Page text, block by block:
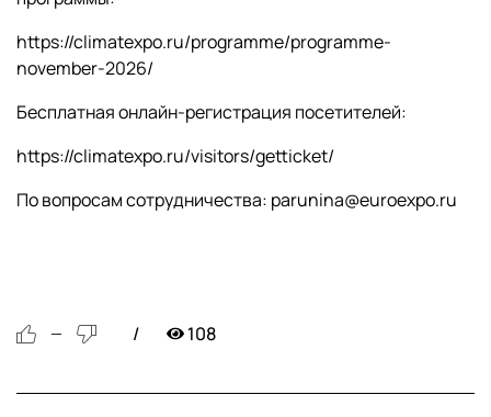
https://climatexpo.ru/programme/programme-
november-2026/
Бесплатная онлайн-регистрация посетителей:
https://climatexpo.ru/visitors/getticket/
По вопросам сотрудничества: parunina@euroexpo.ru
— 108